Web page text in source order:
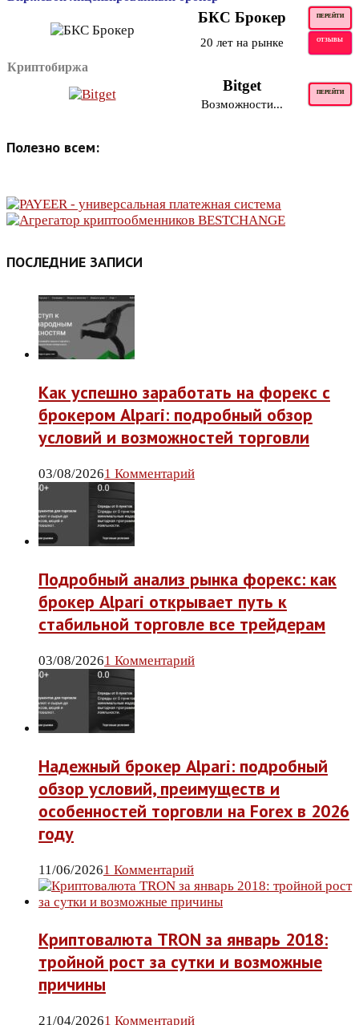
БКС Брокер ПЕРЕЙТИ
20 лет на рынке ОТЗЫВЫ
Криптобиржа
Bitget ПЕРЕЙТИ
Возможности...
Полезно всем:
ПОСЛЕДНИЕ ЗАПИСИ
Как успешно заработать на форекс с
брокером Alpari: подробный обзор
условий и возможностей торговли
03/08/20261 Комментарий
Подробный анализ рынка форекс: как
брокер Alpari открывает путь к
стабильной торговле все трейдерам
03/08/20261 Комментарий
Надежный брокер Alpari: подробный
обзор условий, преимуществ и
особенностей торговли на Forex в 2026
году
11/06/20261 Комментарий
Криптовалюта TRON за январь 2018:
тройной рост за сутки и возможные
причины
21/04/20261 Комментарий